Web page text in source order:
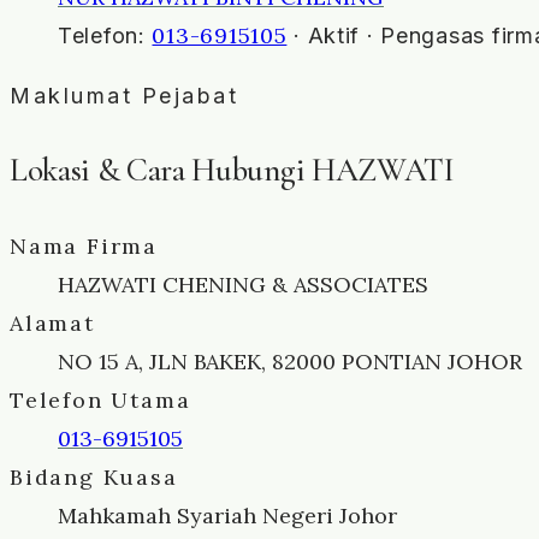
Telefon: 013-6915105 · Aktif · Pengasas
Maklumat Pejabat
Lokasi & Cara Hubungi HAZWATI
Nama Firma
HAZWATI CHENING & ASSOCIATES
Alamat
NO 15 A, JLN BAKEK, 82000 PONTIAN JOHOR
Telefon Utama
013-6915105
Bidang Kuasa
Mahkamah Syariah Negeri Johor